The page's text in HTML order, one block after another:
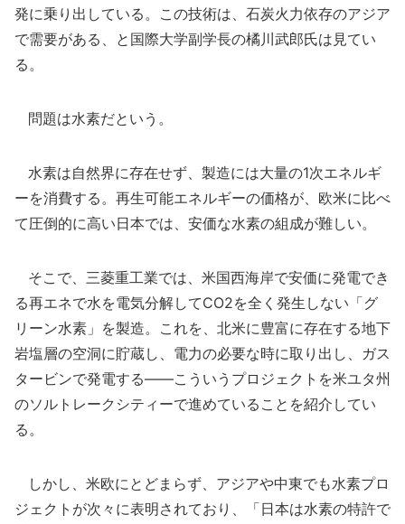
発に乗り出している。この技術は、石炭火力依存のアジア
で需要がある、と国際大学副学長の橘川武郎氏は見てい
る。
問題は水素だという。
水素は自然界に存在せず、製造には大量の1次エネルギ
ーを消費する。再生可能エネルギーの価格が、欧米に比べ
て圧倒的に高い日本では、安価な水素の組成が難しい。
そこで、三菱重工業では、米国西海岸で安価に発電でき
る再エネで水を電気分解してCO2を全く発生しない「グ
リーン水素」を製造。これを、北米に豊富に存在する地下
岩塩層の空洞に貯蔵し、電力の必要な時に取り出し、ガス
タービンで発電する――こういうプロジェクトを米ユタ州
のソルトレークシティーで進めていることを紹介してい
る。
しかし、米欧にとどまらず、アジアや中東でも水素プロ
ジェクトが次々に表明されており、「日本は水素の特許で